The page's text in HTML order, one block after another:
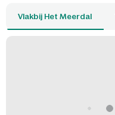
Vlakbij Het Meerdal